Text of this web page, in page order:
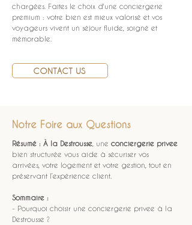
chargées. Faites le choix d'une conciergerie
premium : votre bien est mieux valorisé et vos
voyageurs vivent un séjour fluide, soigné et
mémorable.
CONTACT US
Notre Foire aux Questions
Résumé : À la Destrousse , une conciergerie privee
bien structurée vous aide à sécuriser vos
arrivées, votre logement et votre gestion, tout en
préservant l’expérience client.
Sommaire :
- Pourquoi choisir une conciergerie privee à la
Destrousse ?